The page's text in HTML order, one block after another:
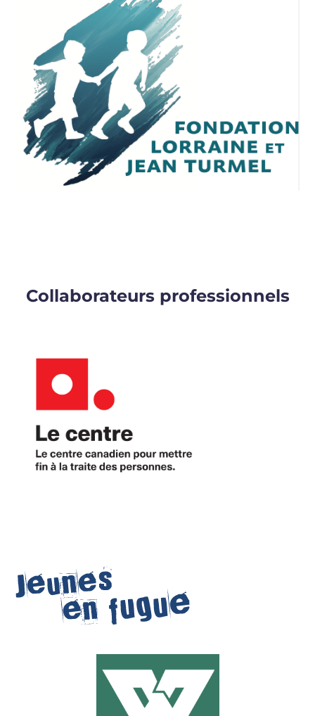
Collaborateurs professionnels